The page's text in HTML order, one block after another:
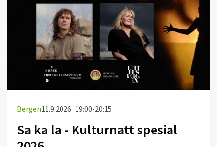
Bergen11.9.2026 19:00-20:15
Sa ka la - Kulturnatt spesial